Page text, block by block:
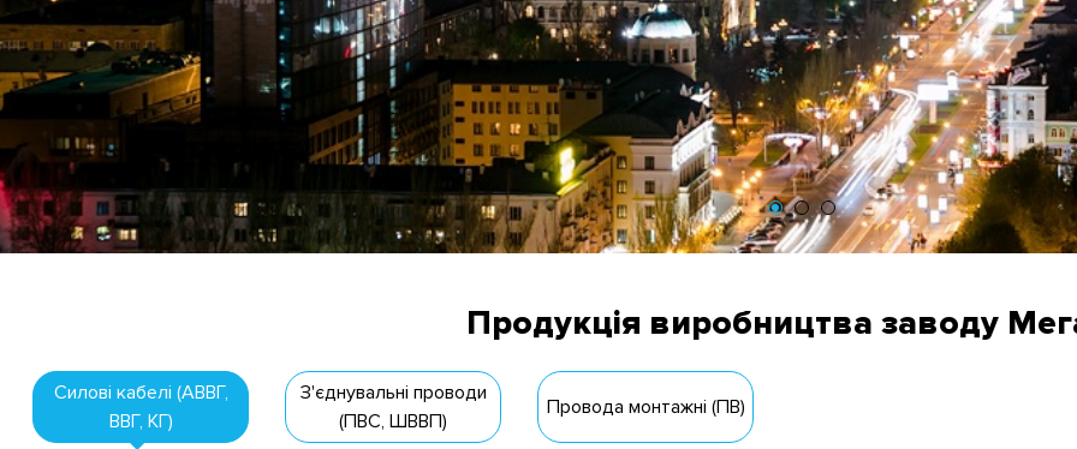
Продукція виробництва заводу
Силові кабелі (АВВГ,
ВВГ, КГ)
З'єднувальні проводи
(ПВС, ШВВП)
Провода монтажні (ПВ)